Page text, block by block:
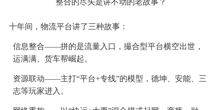
十年间，物流平台讲了三种故事：
信息整合——拼的是流量入口，撮合型平台横空出世，
运满满、货车帮崛起。
资源联动——主打“平台+专线”的模型，德坤、安能、三
志等玩家进入。